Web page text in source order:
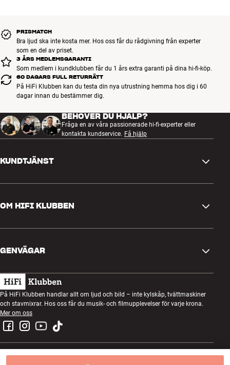
PRISMATCH
Bra ljud ska inte kosta mer. Hos oss får du rådgivning från experter
som en del av priset.
3 ÅRS MEDLEMSGARANTI
Som medlem i kundklubben får du 1 års extra garanti på dina hi-fi-köp.
60 DAGARS FULL RETURRÄTT
På HiFi Klubben kan du testa din nya utrustning hemma hos dig i 60
dagar innan du bestämmer dig.
BEHÖVER DU HJÄLP?
Fråga en av våra passionerade hi-fi-experter eller
kontakta kundservice. Få hjälp
KUNDTJÄNST
Retur och reklamation
Ångra beställning
Köpvillkor
Integritetspolicy
OM HIFI KLUBBEN
Kundklubb
Lyssnarkväll
Tävlingar
Jobb i HiFi Klubben
GENVÄGAR
Presentkort
Bygg med ljud
Montering och installation
Retur av elavfall
På HiFi Klubben handlar allt om ljud och bild – inte kylskåp, tvättmaskiner
och stavmixrar. Hos oss får du musik- och filmupplevelser för varje krona.
Mer om oss